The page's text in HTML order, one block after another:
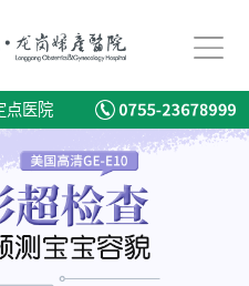
点医院
到底出在哪？
院儿童康复专科正式启航！